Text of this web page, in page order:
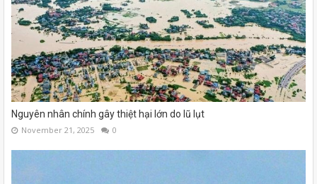
Nguyên nhân chính gây thiệt hại lớn do lũ lụt
November 21, 2025 0